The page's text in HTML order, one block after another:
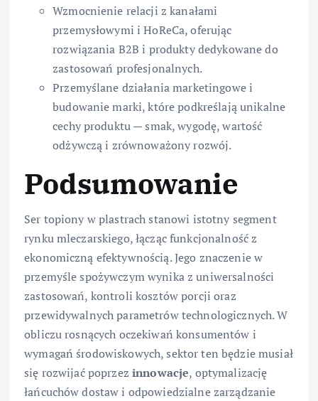
Wzmocnienie relacji z kanałami
przemysłowymi i HoReCa, oferując
rozwiązania B2B i produkty dedykowane do
zastosowań profesjonalnych.
Przemyślane działania marketingowe i
budowanie marki, które podkreślają unikalne
cechy produktu — smak, wygodę, wartość
odżywczą i zrównoważony rozwój.
Podsumowanie
Ser topiony w plastrach stanowi istotny segment
rynku mleczarskiego, łącząc funkcjonalność z
ekonomiczną efektywnością. Jego znaczenie w
przemyśle spożywczym wynika z uniwersalności
zastosowań, kontroli kosztów porcji oraz
przewidywalnych parametrów technologicznych. W
obliczu rosnących oczekiwań konsumentów i
wymagań środowiskowych, sektor ten będzie musiał
się rozwijać poprzezinnowacje, optymalizację
łańcuchów dostaw i odpowiedzialne zarządzanie